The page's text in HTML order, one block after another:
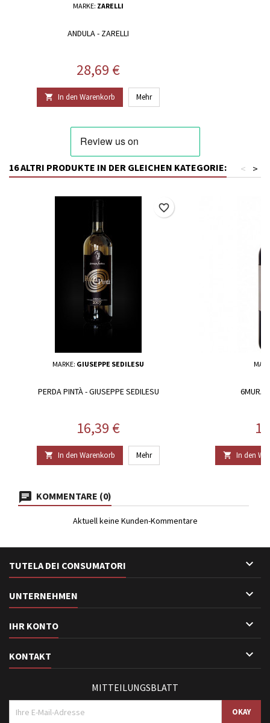
MARKE: ZARELLI
ANDULA - ZARELLI
Preis
28,69 €
 In den Warenkorb Mehr
16 ALTRI PRODUKTE IN DER GLEICHEN KATEGORIE: >
<
MARKE: GIUSEPPE SEDILESU
PERDA PINTÀ - GIUSEPPE SEDILESU
Preis
16,39 €
 In den Warenkorb Mehr
favorite_border
6MURA
 In den
KOMMENTARE (0)
Aktuell keine Kunden-Kommentare
TUTELA DEI CONSUMATORI 
UNTERNEHMEN 
IHR KONTO 
KONTAKT 
MITTEILUNGSBLATT